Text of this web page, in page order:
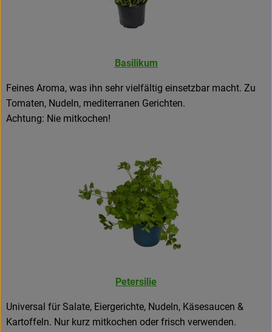
Basilikum
Feines Aroma, was ihn sehr vielfältig einsetzbar macht. Zu
Tomaten, Nudeln, mediterranen Gerichten.
Achtung: Nie mitkochen!
Petersilie
Universal für Salate, Eiergerichte, Nudeln, Käsesaucen &
Kartoffeln. Nur kurz mitkochen oder frisch verwenden.